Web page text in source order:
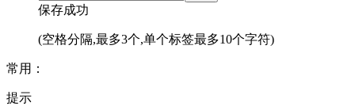
保存成功
(空格分隔,最多3个,单个标签最多10个字符)
常用：
提示